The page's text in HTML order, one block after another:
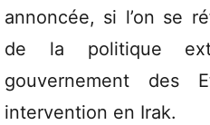
annoncée, si l’on se
de la politique
gouvernement des
intervention en Irak.